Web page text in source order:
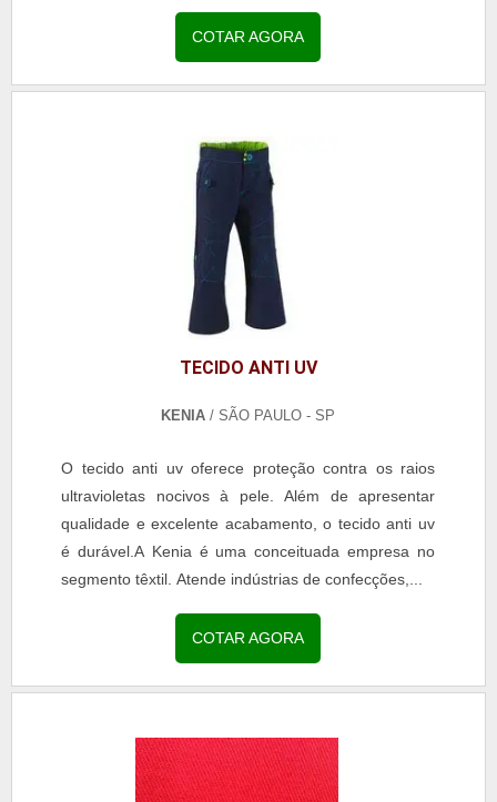
COTAR AGORA
TECIDO ANTI UV
KENIA/ SÃO PAULO - SP
O tecido anti uv oferece proteção contra os raios
ultravioletas nocivos à pele. Além de apresentar
qualidade e excelente acabamento, o tecido anti uv
é durável.A Kenia é uma conceituada empresa no
segmento têxtil. Atende indústrias de confecções,...
COTAR AGORA